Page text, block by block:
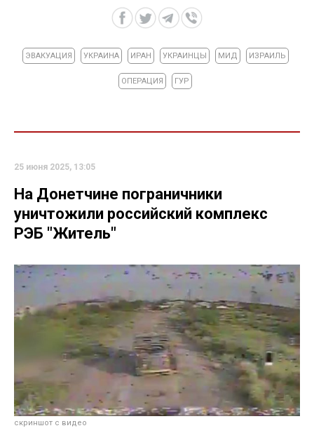
ЭВАКУАЦИЯ УКРАИНА ИРАН УКРАИНЦЫ МИД ИЗРАИЛЬ
ОПЕРАЦИЯ ГУР
25 июня 2025, 13:05
На Донетчине пограничники
уничтожили российский комплекс
РЭБ "Житель"
скриншот с видео